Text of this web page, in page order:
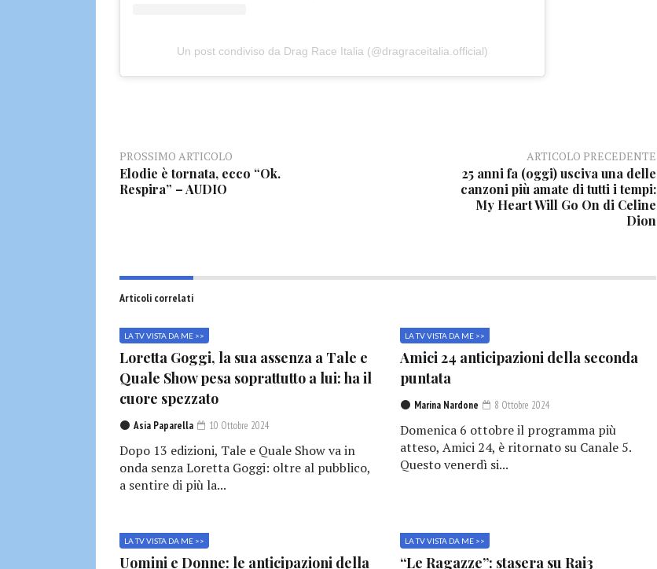
Un post condiviso da Drag Race Italia (@dragraceitalia.official)
PROSSIMO ARTICOLO
Elodie è tornata, ecco “Ok.
Respira” – AUDIO
ARTICOLO PRECEDENTE
25 anni fa (oggi) usciva una delle
canzoni più amate di tutti i tempi:
My Heart Will Go On di Celine
Dion
Articoli correlati
LA TV VISTA DA ME >>
Loretta Goggi, la sua assenza a Tale e
Quale Show pesa soprattutto a lui: ha il
cuore spezzato
Asia Paparella 10 Ottobre 2024
Dopo 13 edizioni, Tale e Quale Show va in
onda senza Loretta Goggi: oltre al pubblico,
a sentire di più la...
LA TV VISTA DA ME >>
Amici 24 anticipazioni della seconda
puntata
Marina Nardone 8 Ottobre 2024
Domenica 6 ottobre il programma più
atteso, Amici 24, è ritornato su Canale 5.
Questo venerdì si...
LA TV VISTA DA ME >>
Uomini e Donne: le anticipazioni della
LA TV VISTA DA ME >>
“Le Ragazze”: stasera su Rai3